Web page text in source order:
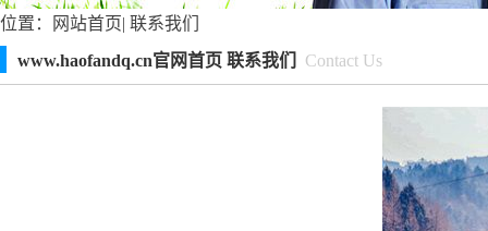
位置： 网站首页| 联系我们
www.haofandq.cn官网首页 联系我们
Contact Us